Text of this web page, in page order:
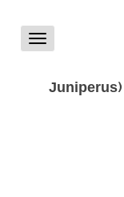
Toggle
عوامل اقلیمی مؤثر بر پراکنش گونه آردوج (Juniperus